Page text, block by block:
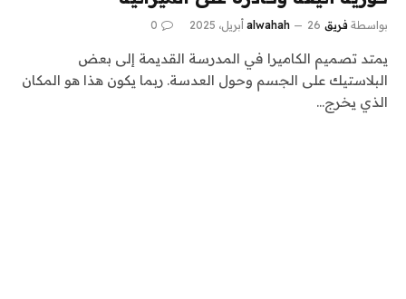
بواسطة فريق alwahah 26 أبريل، 2025 0
يمتد تصميم الكاميرا في المدرسة القديمة إلى بعض
البلاستيك على الجسم وحول العدسة. ربما يكون هذا هو المكان
الذي يخرج…